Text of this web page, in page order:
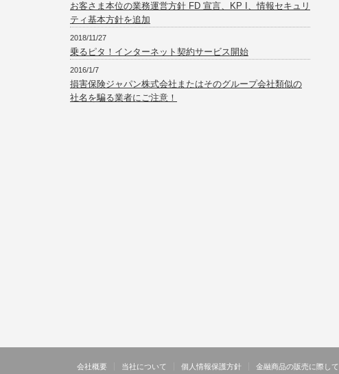
お客さま本位の業務運営方針 FD 宣言、KP I、情報セキュリ
ティ基本方針を追加
2018/11/27
乗るピタ！インターネット契約サービス開始
2016/1/7
損害保険ジャパン株式会社またはそのグループ会社類似の
社名を騙る業者にご注意！
会社概要 当社について 個人情報保護方針 金融商品の販売に際して